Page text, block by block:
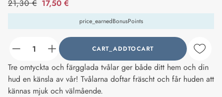
price_label
21,30 € 17,50 €
price_earnedBonusPoints
counter_current CART_ADDTOCART
Tre omtyckta och färgglada tvålar ger både ditt hem och din
hud en känsla av vår! Tvålarna doftar fräscht och får huden att
kännas mjuk och välmående.